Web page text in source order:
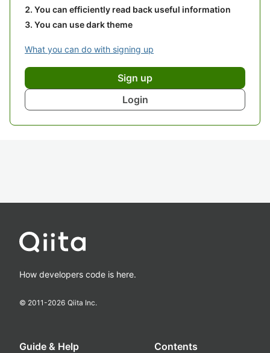
You can efficiently read back useful information
You can use dark theme
What you can do with signing up
Sign up
Login
How developers code is here.
© 2011-2026 Qiita Inc.
Guide & Help Contents